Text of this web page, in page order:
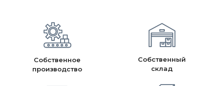
Собственное
производство
Собственный
склад